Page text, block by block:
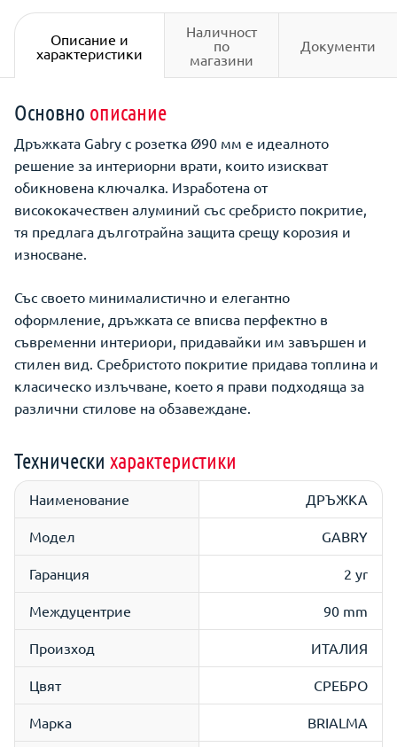
Описание и
характеристики
Наличност
по
магазини
Документи
Основно описание
Дръжката Gabry с розетка Ø90 мм е идеалното
решение за интериорни врати, които изискват
обикновена ключалка. Изработена от
висококачествен алуминий със сребристо покритие,
тя предлага дълготрайна защита срещу корозия и
износване.
Със своето минималистично и елегантно
оформление, дръжката се вписва перфектно в
съвременни интериори, придавайки им завършен и
стилен вид. Сребристото покритие придава топлина и
класическо излъчване, което я прави подходяща за
различни стилове на обзавеждане.
Технически характеристики
Наименование ДРЪЖКА
Модел GABRY
Гаранция 2 yr
Междуцентрие 90 mm
Произход ИТАЛИЯ
Цвят СРЕБРО
Марка BRIALMA